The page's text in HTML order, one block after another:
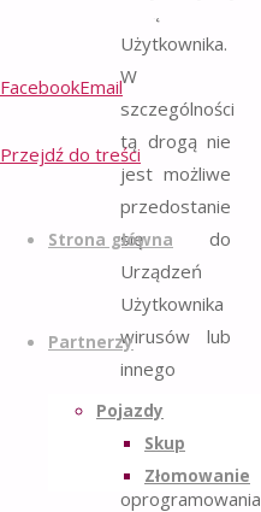
FacebookEmail
Przejdź do treści
Strona główna
Partnerzy
Pojazdy
Skup
Złomowanie
Użytkownika.
W
szczególności
tą drogą nie
jest możliwe
przedostanie
się do
Urządzeń
Użytkownika
wirusów lub
innego
niechcianego
oprogramowania
oprogramowania